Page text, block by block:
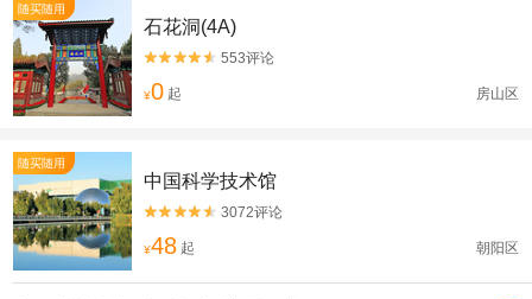
随买随用
石花洞(4A)

 553评论
¥0 起 房山区
随买随用
中国科学技术馆

 3072评论
¥48 起 朝阳区